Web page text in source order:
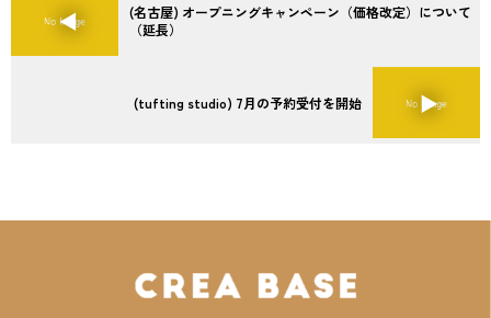
(名古屋) オープニングキャンペーン（価格改定）について
（延長）
(tufting studio) 7月の予約受付を開始